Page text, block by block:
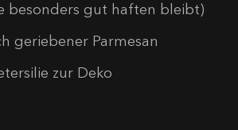
besonders gut haften bleibt)
geriebener Parmesan
zur Deko